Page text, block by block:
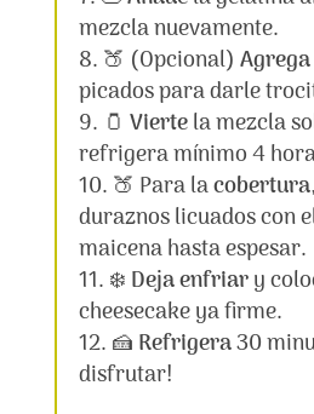
mezcla nuevamente.
🍑 (Opcional) Agrega
picados para darle
🫙 Viertela mezcla
refrigera mínimo 4
🍑 Para lacobertura
duraznos licuados con
maicena hasta espesar.
❄️ Deja enfriary
cheesecake ya firme.
🍰 Refrigera30
disfrutar!